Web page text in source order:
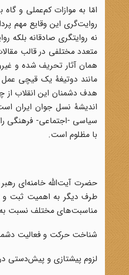
امّا به موازات کم‌عملی و
روایت‌گری این وقایع مهم
نه روایتگری صادقانه بلکه
متعدد مختلفی در قالب
همان آثار تحریف شده و
مانند دوتیغۀ یک قیچی
هدف دشمنان این انقلاب از
اندیشۀ نسل جوان ایران
سیاسی -اجتماعی- فرهنگی را
با مظلوم است.
حضرت آیت‌الله خامنه‌ای
طرف دیگر به اهمیت ثبت و
مناسبت‌های مختلف نسبت به
شناخت حرکت و فعالیت
لزوم پیشتازی و پیش‌دستی